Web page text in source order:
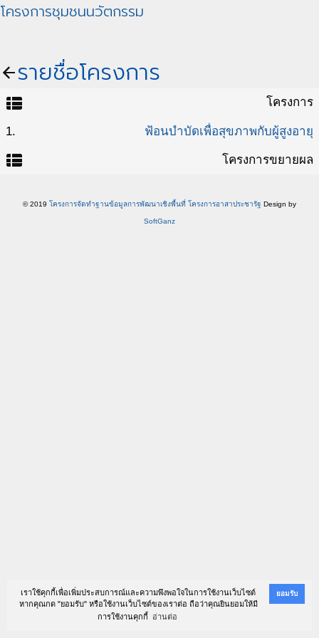
เราใช้คุกกี้เพื่อเพิ่มประสบการณ์และความพึงพอใจในการใช้งานเว็บไซต์
หากคุณกด "ยอมรับ" หรือใช้งานเว็บไซต์ของเราต่อ ถือว่าคุณยินยอมให้มี
การใช้งานคุกกี้
อ่านต่อ
ยอมรับ
โครงการชุมชนนวัตกรรม
arrow_backรายชื่อโครงการ
view_list โครงการ
1. ฟ้อนบำบัดเพื่อสุขภาพกับผู้สูงอายุ
view_list โครงการขยายผล
© 2019 โครงการจัดทำฐานข้อมูลการพัฒนาเชิงพื้นที่ โครงการอาสาประชารัฐ Design by
SoftGanz